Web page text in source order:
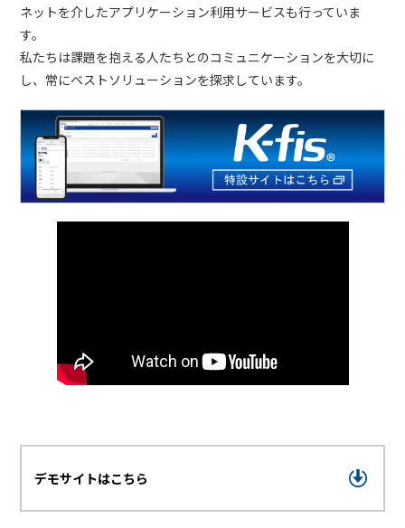
ネットを介したアプリケーション利用サービスも行っていま
す。
私たちは課題を抱える人たちとのコミュニケーションを大切に
し、常にベストソリューションを探求しています。
デモサイトはこちら